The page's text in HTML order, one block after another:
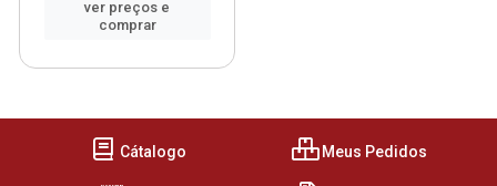
ver preços e
comprar
Cátalogo Meus Pedidos